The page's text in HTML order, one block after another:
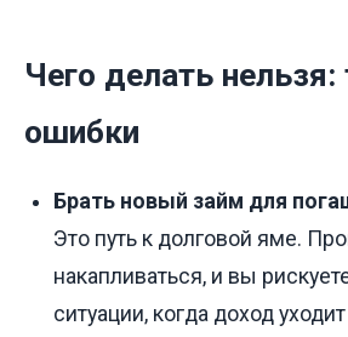
Чего делать
ошибки
Брать новый займ для
Это путь к долговой яме.
накапливаться, и вы
ситуации, когда доход